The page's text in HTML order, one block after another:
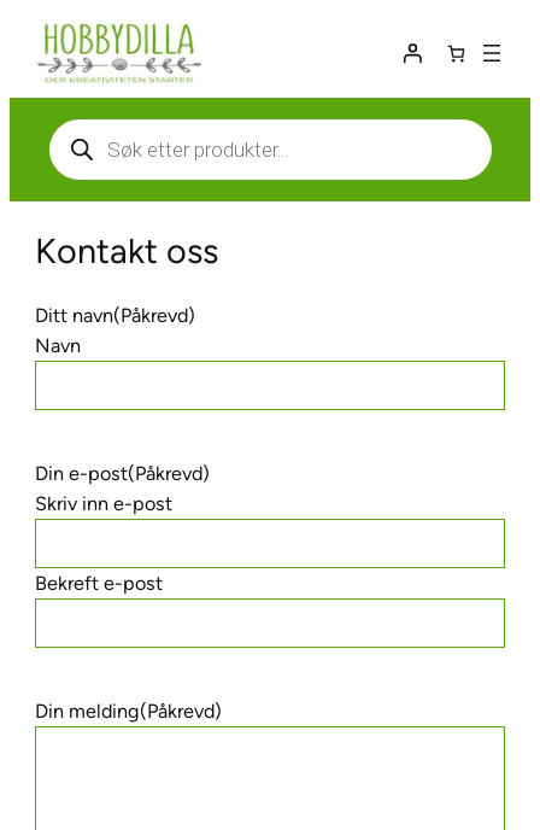
Hopp
innhold
Products
search
Kontakt oss
Ditt navn(Påkrevd)
Navn
Din e-post(Påkrevd)
Skriv inn e-post
Bekreft e-post
Din melding(Påkrevd)